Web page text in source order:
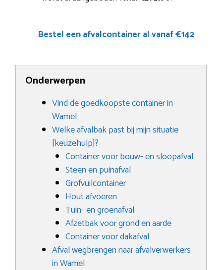
Bestel een afvalcontainer al vanaf €142
Onderwerpen
Vind de goedkoopste container in
Wamel
Welke afvalbak past bij mijn situatie
[keuzehulp]?
Container voor bouw- en sloopafval
Steen en puinafval
Grofvuilcontainer
Hout afvoeren
Tuin- en groenafval
Afzetbak voor grond en aarde
Container voor dakafval
Afval wegbrengen naar afvalverwerkers
in Wamel